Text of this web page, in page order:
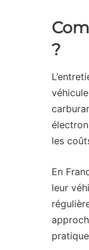
?
les
En
leur